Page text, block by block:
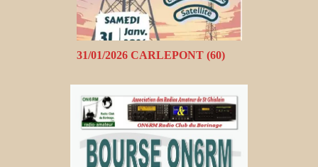
31/01/2026 CARLEPONT (60)